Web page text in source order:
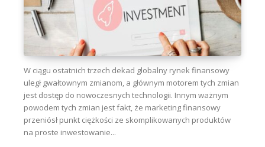
W ciągu ostatnich trzech dekad globalny rynek finansowy
uległ gwałtownym zmianom, a głównym motorem tych zmian
jest dostęp do nowoczesnych technologii. Innym ważnym
powodem tych zmian jest fakt, że marketing finansowy
przeniósł punkt ciężkości ze skomplikowanych produktów
na proste inwestowanie...